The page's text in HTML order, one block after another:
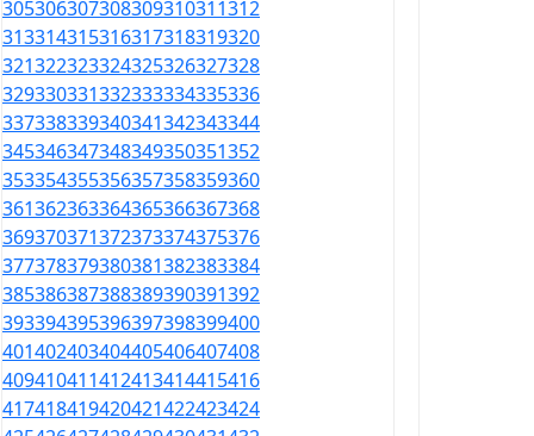
305306307308309310311312
313314315316317318319320
321322323324325326327328
329330331332333334335336
337338339340341342343344
345346347348349350351352
353354355356357358359360
361362363364365366367368
369370371372373374375376
377378379380381382383384
385386387388389390391392
393394395396397398399400
401402403404405406407408
409410411412413414415416
417418419420421422423424